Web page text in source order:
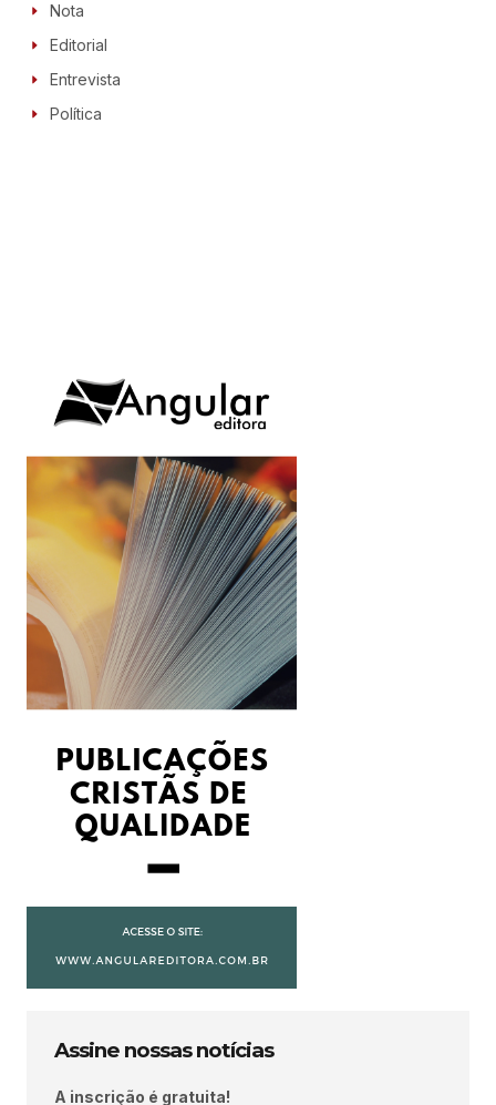
Nota
Editorial
Entrevista
Política
Assine nossas notícias
A inscrição é gratuita!